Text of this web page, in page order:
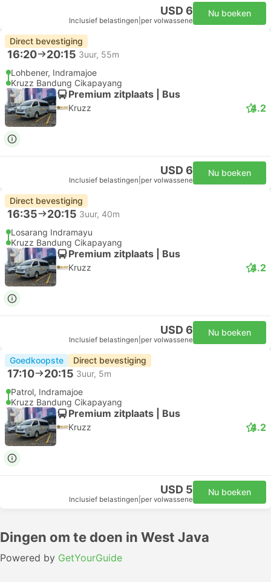
USD 6
Inclusief belastingen per volwassene
Nu boeken
Direct bevestiging
16:20 20:15 3uur, 55m
Lohbener, Indramajoe
Kruzz Bandung Cikapayang
Premium zitplaats | Bus
Kruzz 4.2
USD 6
Inclusief belastingen per volwassene
Nu boeken
Direct bevestiging
16:35 20:15 3uur, 40m
Losarang Indramayu
Kruzz Bandung Cikapayang
Premium zitplaats | Bus
Kruzz 4.2
USD 6
Inclusief belastingen per volwassene
Nu boeken
Goedkoopste Direct bevestiging
17:10 20:15 3uur, 5m
Patrol, Indramajoe
Kruzz Bandung Cikapayang
Premium zitplaats | Bus
Kruzz 4.2
USD 5
Inclusief belastingen per volwassene
Nu boeken
Dingen om te doen in West Java
Powered by GetYourGuide